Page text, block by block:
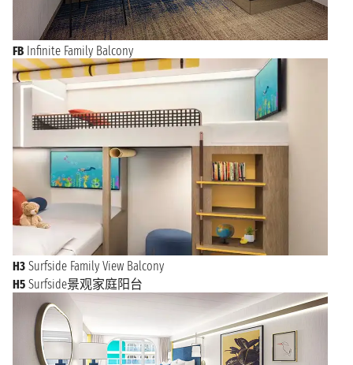
FB Infinite Family Balcony
H3 Surfside Family View Balcony
H5 Surfside景观家庭阳台